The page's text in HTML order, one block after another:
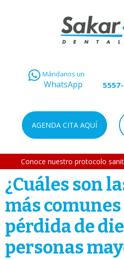
Mándanos un
WhatsApp
AGENDA CITA AQUÍ
Conoce nuestro protocolo
¿Cuáles son
más comunes
pérdida de
personas